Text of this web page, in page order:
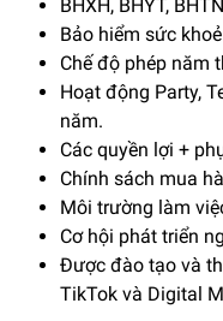
BHXH, BHYT,
Bảo hiểm sức
Chế độ phép năm
Hoạt động Party,
năm.
Các quyền lợi +
Chính sách mua
Môi trường làm
Cơ hội phát triển
Được đào tạo và
TikTok và Digital